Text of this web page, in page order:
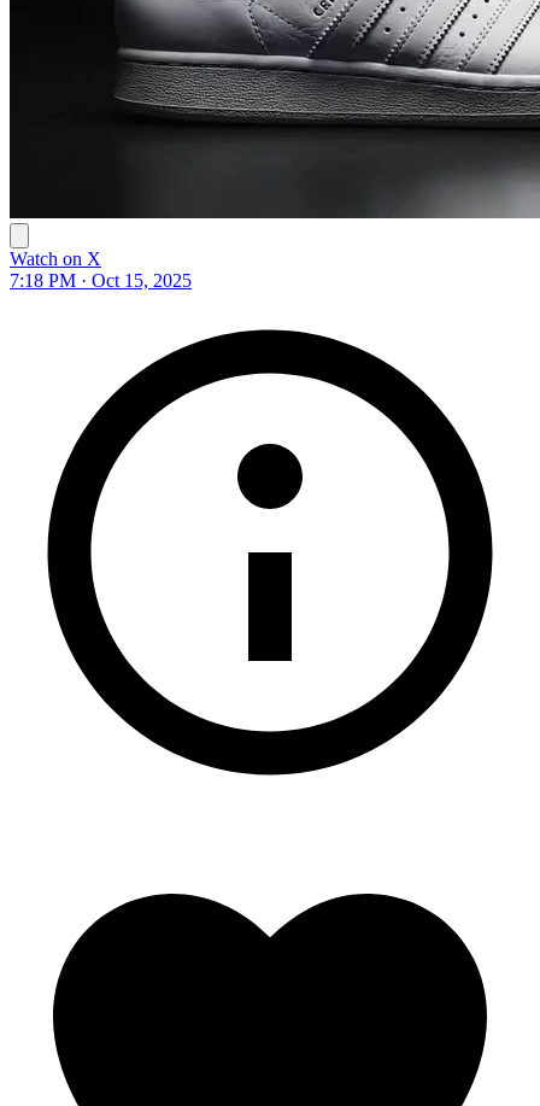
Watch on X
7:18 PM · Oct 15, 2025